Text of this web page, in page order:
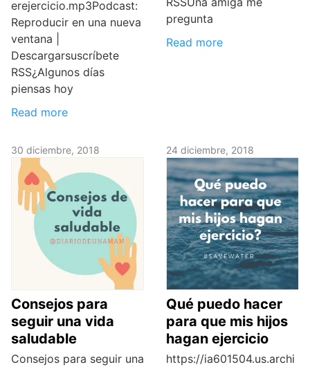
erejercicio.mp3Podcast:
Reproducir en una nueva
ventana |
Descargarsuscríbete
RSS¿Algunos días
piensas hoy
Read more
pregunta
Read more
30 diciembre, 2018
Consejos para
seguir una vida
saludable
Consejos para seguir una
24 diciembre, 2018
Qué puedo hacer
para que mis hijos
hagan ejercicio
https://ia601504.us.archi